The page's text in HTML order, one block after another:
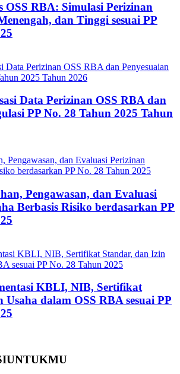
OSS RBA: Simulasi Perizinan
dan Tinggi sesuai PP
Data Perizinan OSS RBA dan
PP No. 28 Tahun 2025 Tahun
Pengawasan, dan Evaluasi
Berbasis Risiko berdasarkan PP
KBLI, NIB, Sertifikat
Usaha dalam OSS RBA sesuai PP
UNTUKMU